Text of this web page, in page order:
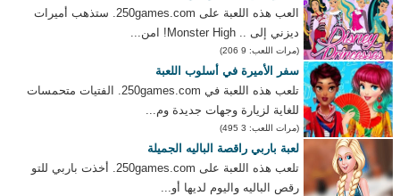
العب هذه اللعبة على 250games.com. ستذهب أميرات
ديزني إلى .. Monster High! امن...
(مرات اللعب: 9 206)
سفر الأميرة في أسلوب اللعبة
تلعب هذه اللعبة في 250games.com. الفتيات متحمسات
للغاية لزيارة وجهات جديدة وم...
(مرات اللعب: 3 495)
لعبة باربي راقصة الباليه الجميلة
تلعب هذه اللعبة على 250games.com. أخذت باربي للتو
رقص الباليه واليوم لديها أو...